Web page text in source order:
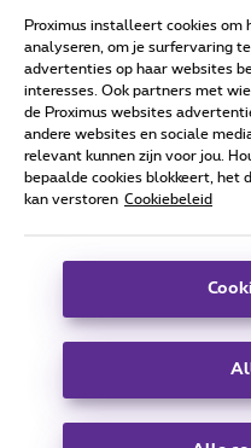
Forumvoorwaarden
Alle rechten voorbehouden. ©
Algemene voorwaarden,
Deze website is gecreëerd
Koning Albert II-laan 27 - B-
Carrier & Wholesale
Proximus installeert cookies om
analyseren, om je surfervaring
advertenties op haar websites
interesses. Ook partners met
de Proximus websites
andere websites en sociale
relevant kunnen zijn voor jou.
bepaalde cookies blokkeert, het
kan verstoren Cookiebeleid